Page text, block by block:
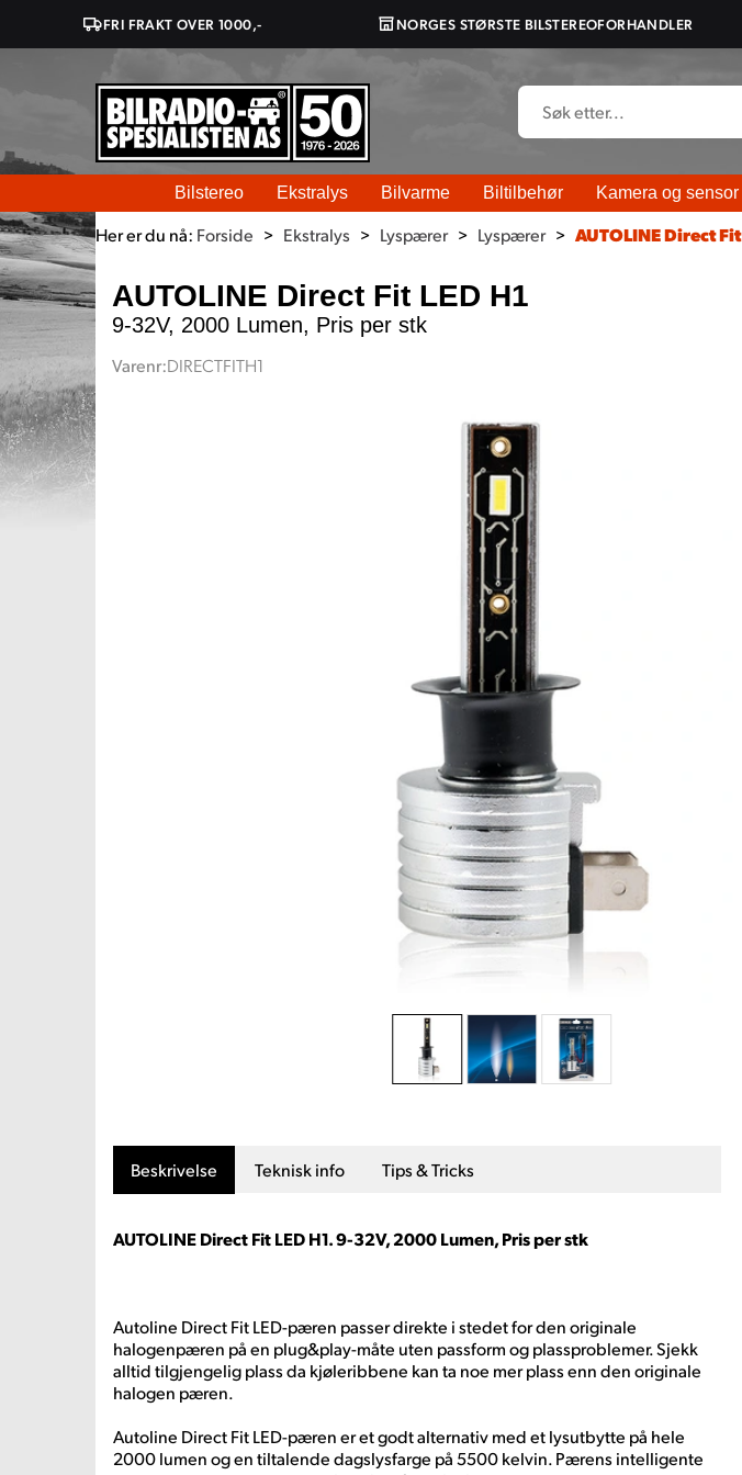
FRI FRAKT OVER 1000,- NORGES STØRSTE BILSTEREOFORHANDLER
Bilstereo Ekstralys Bilvarme Biltilbehør Kamera og sensor
Her er du nå: Forside > Ekstralys > Lyspærer > Lyspærer > AUTOLINE Direct Fit
AUTOLINE Direct Fit LED H1
9-32V, 2000 Lumen, Pris per stk
Varenr:DIRECTFITH1
Beskrivelse Teknisk info Tips & Tricks
AUTOLINE Direct Fit LED H1. 9-32V, 2000 Lumen, Pris per stk
Autoline Direct Fit LED-pæren passer direkte i stedet for den originale
halogenpæren på en plug&play-måte uten passform og plassproblemer. Sjekk
alltid tilgjengelig plass da kjøleribbene kan ta noe mer plass enn den originale
halogen pæren.
Autoline Direct Fit LED-pæren er et godt alternativ med et lysutbytte på hele
2000 lumen og en tiltalende dagslysfarge på 5500 kelvin. Pærens intelligente